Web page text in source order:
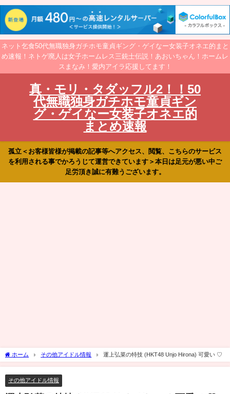
ネット乞食50代無職独身ガチホモ童貞ギング・ゲイなー女装子オネエ的まと
め速報！ネトゲ廃人は女子ホームレス三銃士伝説！あおいちゃん！ホームレ
スまなみ！愛内アイラ応援してます！
真・モリ・タダッフル2！！50
代無職独身ガチホモ童貞ギン
グ・ゲイなー女装子オネエ的
まとめ速報
孤立＜お客様皆様が掲載の記事等へアクセス、閲覧、こちらのサービス
を利用される事でかろうじて運営できています＞本日は足元が悪い中ご
足労頂き誠に有難うございます。
ホーム その他アイドル情報 運上弘菜の特技 (HKT48 Unjo Hirona) 可愛い ♡
その他アイドル情報